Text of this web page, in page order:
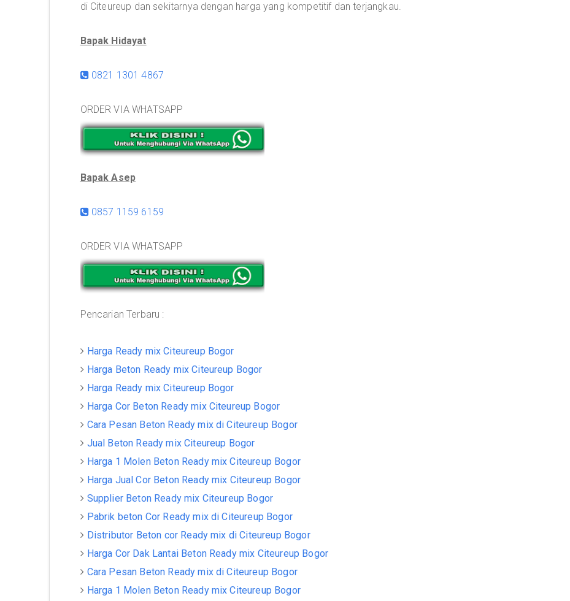
di Citeureup dan sekitarnya dengan harga yang kompetitif dan terjangkau.
Bapak Hidayat
0821 1301 4867
ORDER VIA WHATSAPP
Bapak Asep
0857 1159 6159
ORDER VIA WHATSAPP
Pencarian Terbaru :
Harga Ready mix Citeureup Bogor
Harga Beton Ready mix Citeureup Bogor
Harga Ready mix Citeureup Bogor
Harga Cor Beton Ready mix Citeureup Bogor
Cara Pesan Beton Ready mix di Citeureup Bogor
Jual Beton Ready mix Citeureup Bogor
Harga 1 Molen Beton Ready mix Citeureup Bogor
Harga Jual Cor Beton Ready mix Citeureup Bogor
Supplier Beton Ready mix Citeureup Bogor
Pabrik beton Cor Ready mix di Citeureup Bogor
Distributor Beton cor Ready mix di Citeureup Bogor
Harga Cor Dak Lantai Beton Ready mix Citeureup Bogor
Cara Pesan Beton Ready mix di Citeureup Bogor
Harga 1 Molen Beton Ready mix Citeureup Bogor